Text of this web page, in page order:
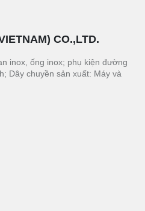
CO.,LTD.
inox, ống inox; phụ kiện đường
Dây chuyền sản xuất: Máy và